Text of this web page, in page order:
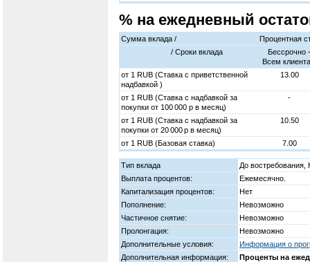
% на ежедневный
Сумма вклада /
Процентная
/ Cроки вклада
Бессрочно -
Всем
от 1 RUB (Ставка с приветственной
надбавкой )
13.00
от 1 RUB (Ставка с надбавкой за
покупки от 100 000 р в месяц)
-
от 1 RUB (Ставка с надбавкой за
покупки от 20 000 р в месяц)
10.50
от 1 RUB (Базовая ставка) 7.00
Тип вклада
До востребования,
Выплата процентов:
Ежемесячно.
Капитализация процентов:
Нет
Пополнение:
Невозможно
Частичное снятие:
Невозможно
Пролонгация:
Невозможно
Дополнительные условия:
Информация о
Дополнительная информация:
Проценты на